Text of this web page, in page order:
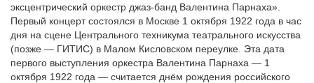
эксцентрический оркестр джаз-банд Валентина Парнаха».
Первый концерт состоялся в Москве 1 октября 1922 года в час
дня на сцене Центрального техникума театрального искусства
(позже — ГИТИС) в Малом Кисловском переулке. Эта дата
первого выступления оркестра Валентина Парнаха — 1
октября 1922 года — считается днём рождения российского